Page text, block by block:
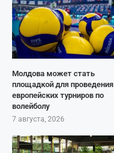
Молдова может стать
площадкой для проведения
европейских турниров по
волейболу
7 августа, 2026